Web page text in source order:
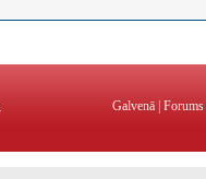
Galvenā Forums